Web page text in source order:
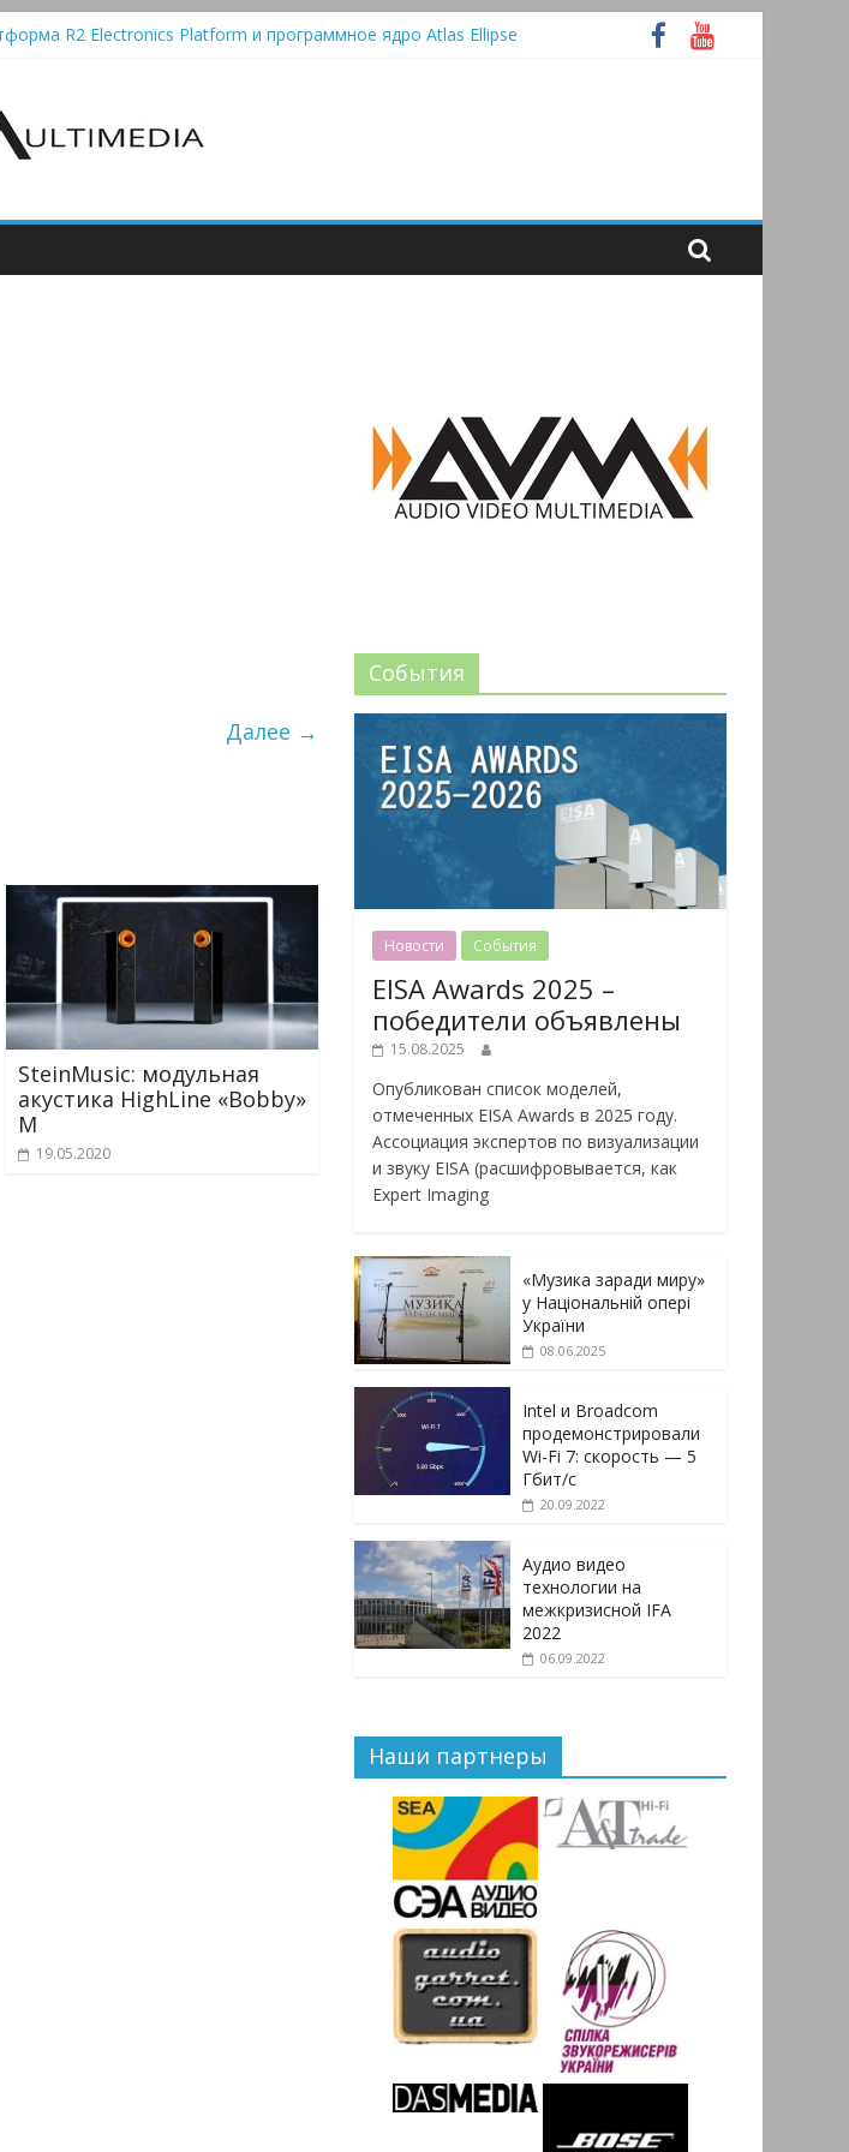
R2 Electronics Platform и программное ядро Atlas Ellipse
автомат, дополненный Bluetooth
Далее →
SteinMusic: модульная
акустика HighLine «Bobby»
M
19.05.2020
События
Новости События
EISA Awards 2025 –
победители объявлены
15.08.2025
Опубликован список моделей,
отмеченных EISA Awards в 2025 году.
Ассоциация экспертов по визуализации
и звуку EISA (расшифровывается, как
Expert Imaging
«Музика заради миру»
у Національній опері
України
08.06.2025
Intel и Broadcom
продемонстрировали
Wi-Fi 7: скорость — 5
Гбит/с
20.09.2022
Аудио видео
технологии на
межкризисной IFA
2022
06.09.2022
Наши партнеры